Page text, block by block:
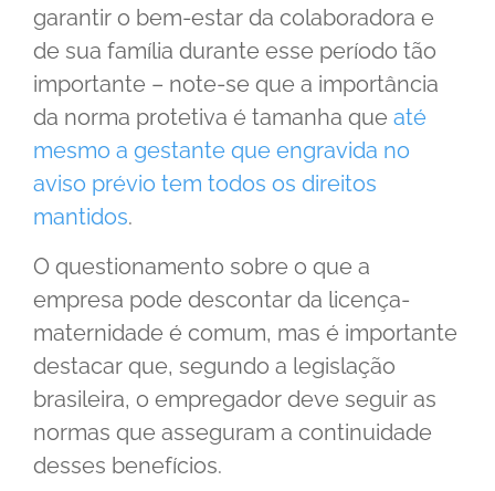
garantir o bem-estar da colaboradora e
de sua família durante esse período tão
importante – note-se que a importância
da norma protetiva é tamanha que até
mesmo a gestante que engravida no
aviso prévio tem todos os direitos
mantidos.
O questionamento sobre o que a
empresa pode descontar da licença-
maternidade é comum, mas é importante
destacar que, segundo a legislação
brasileira, o empregador deve seguir as
normas que asseguram a continuidade
desses benefícios.